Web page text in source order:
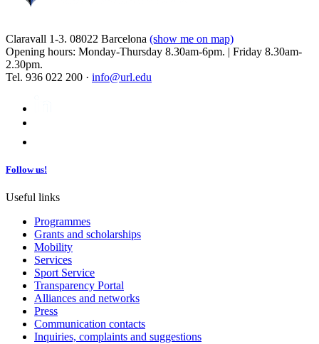
Claravall 1-3. 08022 Barcelona (show me on map)
Opening hours: Monday-Thursday 8.30am-6pm. | Friday 8.30am-
2.30pm.
Tel. 936 022 200 · info@url.edu
Follow us!
Useful links
Programmes
Grants and scholarships
Mobility
Services
Sport Service
Transparency Portal
Alliances and networks
Press
Communication contacts
Inquiries, complaints and suggestions